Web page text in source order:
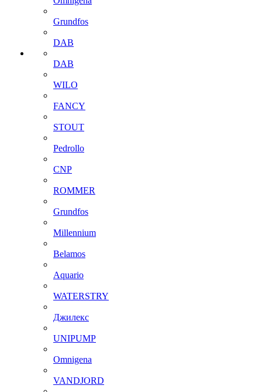
Grundfos
DAB
DAB
WILO
FANCY
STOUT
Pedrollo
CNP
ROMMER
Grundfos
Millennium
Belamos
Aquario
WATERSTRY
Джилекс
UNIPUMP
Omnigena
VANDJORD